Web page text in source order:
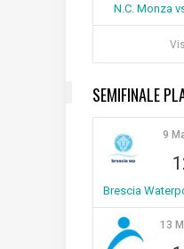
N.C. Monza
SEMIFINALE
9
Brescia
13